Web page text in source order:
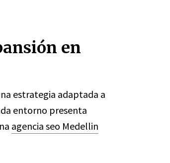
en
estrategia adaptada a
entorno presenta
agencia seo Medellin